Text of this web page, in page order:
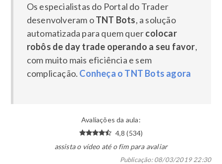
Os especialistas do Portal do Trader
desenvolveram oTNT Bots, a solução
automatizada para quem quercolocar
robôs de day trade operando a seu favor,
com muito mais eficiência e sem
complicação. Conheça o TNT Bots agora
Avaliações da aula:
4,8 (534)
assista o vídeo até o fim para avaliar
Publicação:08/03/2019 22:30